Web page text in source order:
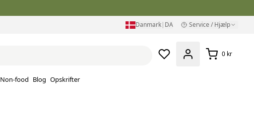
Danmark| DA Service / Hjælp
0 kr
Non-food Blog Opskrifter